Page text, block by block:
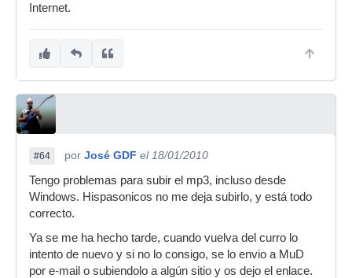
Internet.
#64 por José GDF el 18/01/2010
Tengo problemas para subir el mp3, incluso desde
Windows. Hispasonicos no me deja subirlo, y está todo
correcto.
Ya se me ha hecho tarde, cuando vuelva del curro lo
intento de nuevo y si no lo consigo, se lo envio a MuD
por e-mail o subiendolo a algún sitio y os dejo el enlace.